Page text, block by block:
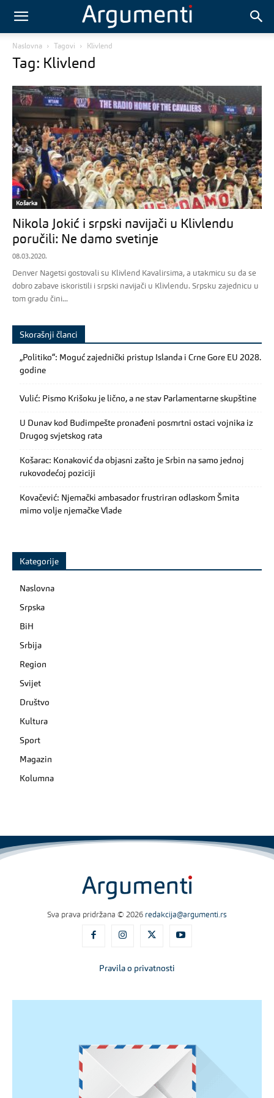
Naslovna Tagovi Klivlend
Tag: Klivlend
Košarka
Nikola Jokić i srpski navijači u Klivlendu
poručili: Ne damo svetinje
08.03.2020.
Denver Nagetsi gostovali su Klivlend Kavalirsima, a utakmicu su da se
dobro zabave iskoristili i srpski navijači u Klivlendu. Srpsku zajednicu u
tom gradu čini...
Skorašnji članci
„Politiko“: Moguć zajednički pristup Islanda i Crne Gore EU 2028.
godine
Vulić: Pismo Krišoku je lično, a ne stav Parlamentarne skupštine
U Dunav kod Budimpešte pronađeni posmrtni ostaci vojnika iz
Drugog svjetskog rata
Košarac: Konaković da objasni zašto je Srbin na samo jednoj
rukovodećoj poziciji
Kovačević: Njemački ambasador frustriran odlaskom Šmita
mimo volje njemačke Vlade
Kategorije
Naslovna
Srpska
BiH
Srbija
Region
Svijet
Društvo
Kultura
Sport
Magazin
Kolumna
Sva prava pridržana © 2026 redakcija@argumenti.rs
Pravila o privatnosti